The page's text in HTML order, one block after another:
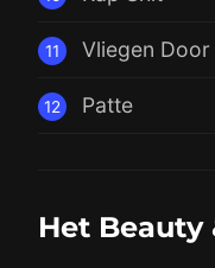
11 Vliegen Door
12 Patte
Het Beauty